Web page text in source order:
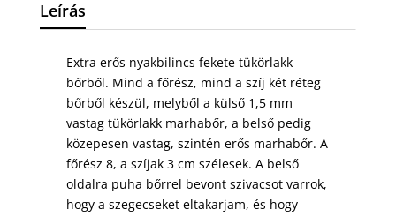
Leírás
Extra erős nyakbilincs fekete tükörlakk
bőrből. Mind a főrész, mind a szíj két réteg
bőrből készül, melyből a külső 1,5 mm
vastag tükörlakk marhabőr, a belső pedig
közepesen vastag, szintén erős marhabőr. A
főrész 8, a szíjak 3 cm szélesek. A belső
oldalra puha bőrrel bevont szivacsot varrok,
hogy a szegecseket eltakarjam, és hogy